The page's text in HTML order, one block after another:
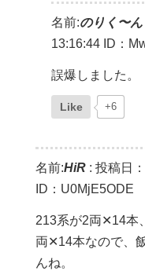
名前:のりく〜ん
13:16:44 ID：
誤爆しました。
Like +6
名前:HiR : 投稿日
ID：U0MjE5ODE
213系が2両✕14本
両✕14本なので、
んね。